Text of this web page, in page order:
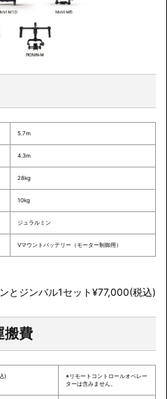
5.7m
4.3m
28kg
10kg
ジュラルミン
Vマウントバッテリー（モーター制御用）
とジンバル1セット¥77,000(税込)
搬費
)
※リモートコントロールオペレー
ターは含みません。